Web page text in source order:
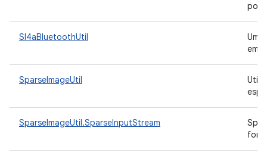
Sl4aBluetoothUtil
em
SparseImageUtil
SparseImageUtil.SparseInputStream